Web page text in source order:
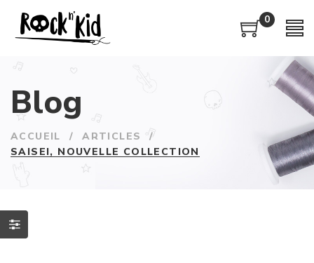
0
Blog
ACCUEIL / ARTICLES
/
SAISEI, NOUVELLE COLLECTION